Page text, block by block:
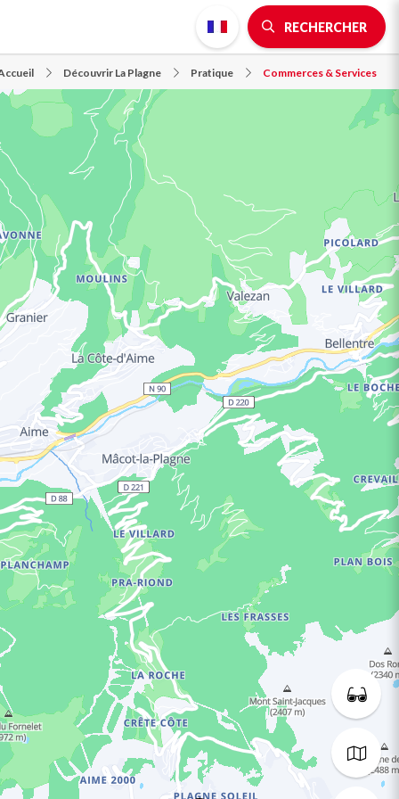
RECHERCHER
Découvrir La Plagne Pratique Commerces & Services